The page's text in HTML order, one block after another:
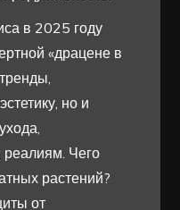
в 2025 году
«драцене в
но и
реалиям. Чего
растений?
от